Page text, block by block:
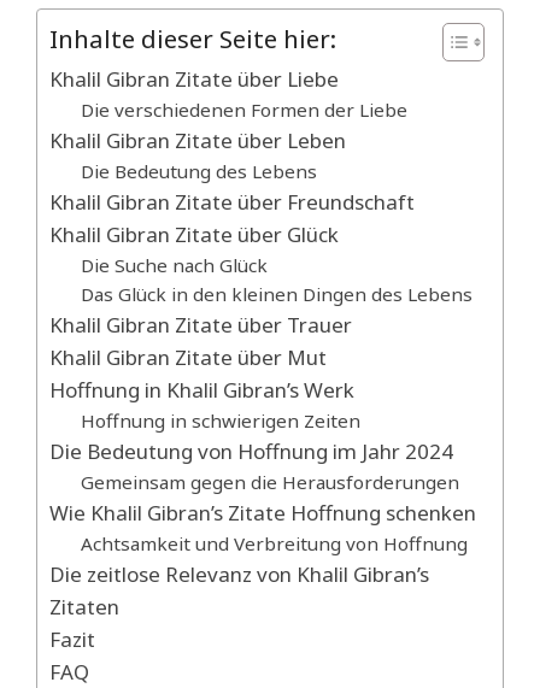
Inhalte dieser Seite hier:
Khalil Gibran Zitate über Liebe
Die verschiedenen Formen der Liebe
Khalil Gibran Zitate über Leben
Die Bedeutung des Lebens
Khalil Gibran Zitate über Freundschaft
Khalil Gibran Zitate über Glück
Die Suche nach Glück
Das Glück in den kleinen Dingen des Lebens
Khalil Gibran Zitate über Trauer
Khalil Gibran Zitate über Mut
Hoffnung in Khalil Gibran’s Werk
Hoffnung in schwierigen Zeiten
Die Bedeutung von Hoffnung im Jahr 2024
Gemeinsam gegen die Herausforderungen
Wie Khalil Gibran’s Zitate Hoffnung schenken
Achtsamkeit und Verbreitung von Hoffnung
Die zeitlose Relevanz von Khalil Gibran’s
Zitaten
Fazit
FAQ